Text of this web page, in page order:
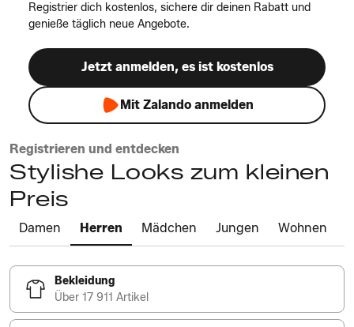
Registrier dich kostenlos, sichere dir deinen Rabatt und
genieße täglich neue Angebote.
Jetzt anmelden, es ist kostenlos
Mit Zalando anmelden
Registrieren und entdecken
Stylishe Looks zum kleinen
Preis
Damen Herren Mädchen Jungen Wohnen
Bekleidung
Über 17 911 Artikel